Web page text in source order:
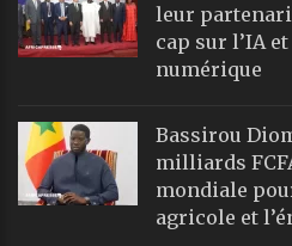
leur
cap sur l’IA
numérique
Bassirou
milliards
mondiale
agricole et